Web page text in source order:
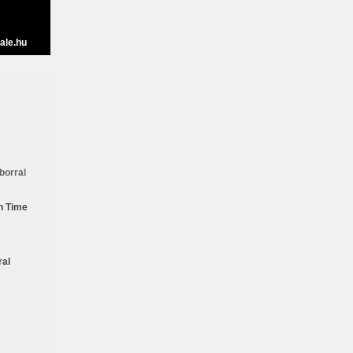
Time